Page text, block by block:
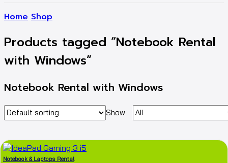
Home Shop
Products tagged “Notebook Rental
with Windows”
Notebook Rental with Windows
Show
Notebook & Laptops Rental